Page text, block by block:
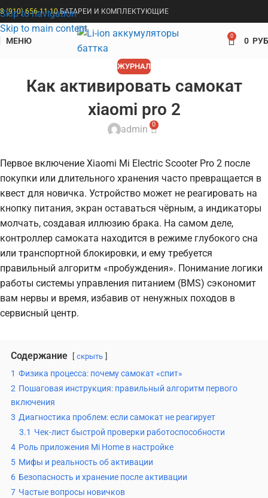
Skip to navigation
Skip to main content
8 (910) 656-11-10БАТАРЕИ И КОМПЛЕКТУЮЩИЕ
МЕНЮ 0 0
ЖУРНАЛ
Как активировать самокат
xiaomi pro 2
admin 0
Первое включение Xiaomi Mi Electric Scooter Pro 2 после
покупки или длительного хранения часто превращается в
квест для новичка. Устройство может не реагировать на
кнопку питания, экран оставаться чёрным, а индикаторы
молчать, создавая иллюзию брака. На самом деле,
контроллер самоката находится в режиме глубокого сна
или транспортной блокировки, и ему требуется
правильный алгоритм «пробуждения». Понимание логики
работы системы управления питанием (BMS) сэкономит
вам нервы и время, избавив от ненужных походов в
сервисный центр.
Содержание скрыть
1 Физика процесса: почему самокат «спит»
2 Пошаговая инструкция: правильный алгоритм первого
включения
3 Диагностика проблем: если самокат не реагирует
3.1 Чек-лист быстрой проверки работоспособности
4 Роль приложения Mi Home в настройке
5 Мифы и реальность об активации
6 Безопасность и хранение после активации
7 Частые вопросы новичков